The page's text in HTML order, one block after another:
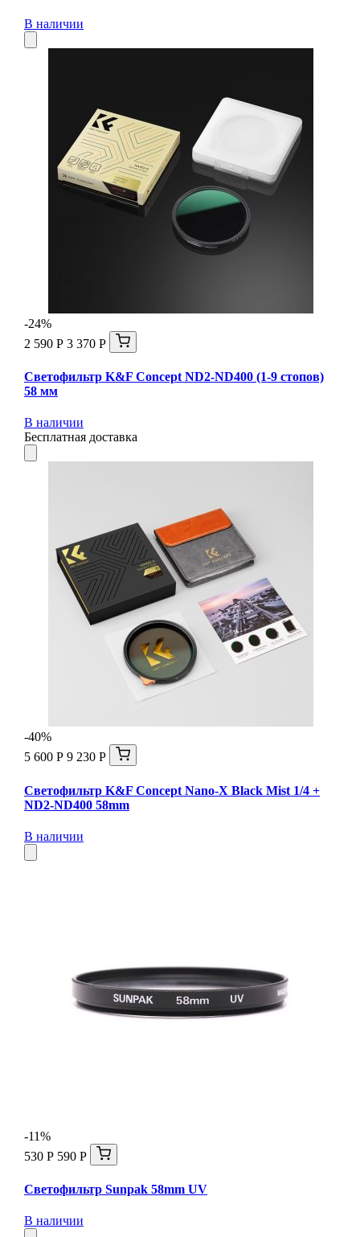
В наличии
-24%
2 590 Р 3 370 Р
Светофильтр K&F Concept ND2-ND400 (1-9 стопов)
58 мм
В наличии
Бесплатная доставка
-40%
5 600 Р 9 230 Р
Светофильтр K&F Concept Nano-X Black Mist 1/4 +
ND2-ND400 58mm
В наличии
-11%
530 Р 590 Р
Светофильтр Sunpak 58mm UV
В наличии